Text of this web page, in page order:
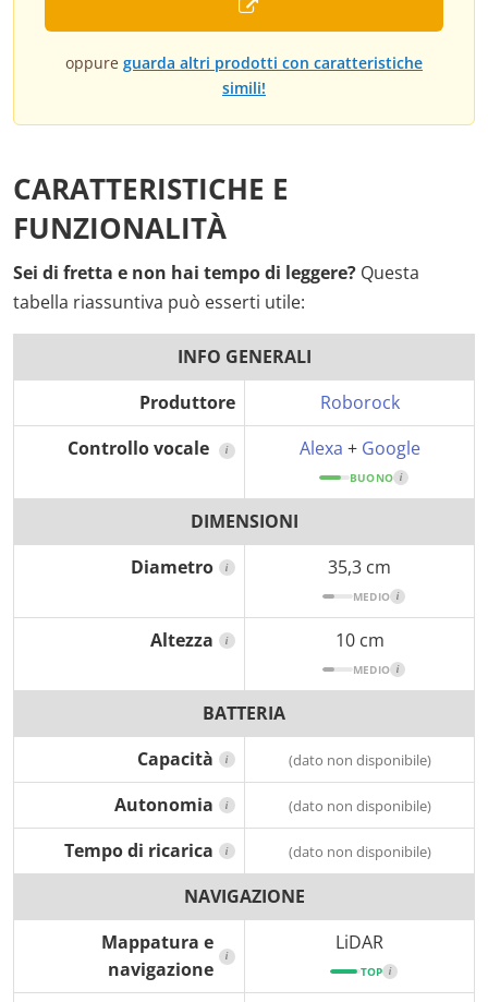
oppure guarda altri prodotti con caratteristiche
simili!
CARATTERISTICHE E
FUNZIONALITÀ
Sei di fretta e non hai tempo di leggere? Questa
tabella riassuntiva può esserti utile:
INFO GENERALI
Produttore
Roborock
Controllo vocale
i Alexa + Google
BUONO i
DIMENSIONI
Diametro
i 35,3 cm
MEDIO i
Altezza i 10 cm
MEDIO i
BATTERIA
Capacità
i (dato non disponibile)
Autonomia i (dato non disponibile)
Tempo di ricarica i (dato non disponibile)
NAVIGAZIONE
Mappatura e
navigazione
i
LiDAR
TOP i